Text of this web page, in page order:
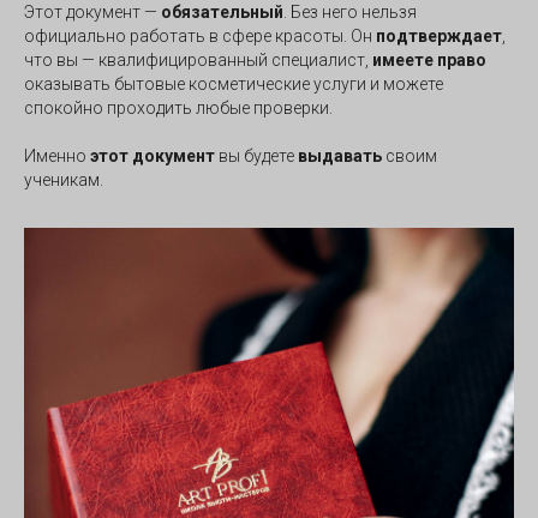
Этот документ — обязательный . Без него нельзя
официально работать в сфере красоты. Он подтверждает
что вы — квалифицированный специалист, имеете право
оказывать бытовые косметические услуги и можете
спокойно проходить любые проверки.
Именно этот документ вы будете выдавать своим
ученикам.